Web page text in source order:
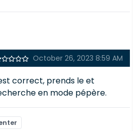
October 26, 2023 8:59 AM
correct, prends le et
en mode pépère.